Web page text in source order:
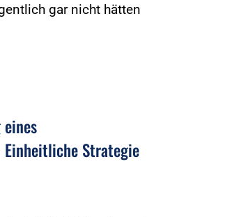
gar nicht hätten
Einheitliche Strategie